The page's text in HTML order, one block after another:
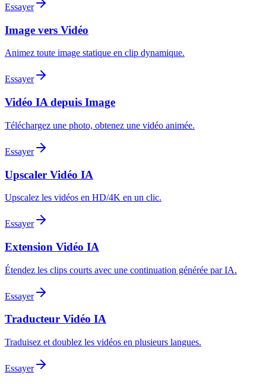
Essayer
Image vers Vidéo
Animez toute image statique en clip dynamique.
Essayer
Vidéo IA depuis Image
Téléchargez une photo, obtenez une vidéo animée.
Essayer
Upscaler Vidéo IA
Upscalez les vidéos en HD/4K en un clic.
Essayer
Extension Vidéo IA
Étendez les clips courts avec une continuation générée par IA.
Essayer
Traducteur Vidéo IA
Traduisez et doublez les vidéos en plusieurs langues.
Essayer